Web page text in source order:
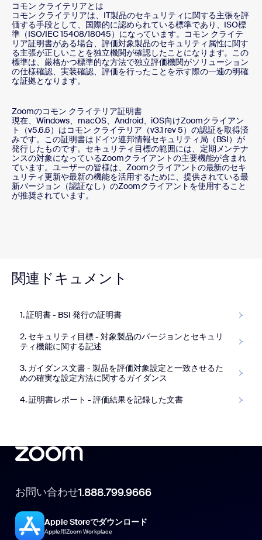
コモン クライテリアとは
コモン クライテリアは、IT製品のセキュリティに関する主張を評
価する手段として、国際的に認められている標準であり、ISO標
準（ISO/IEC 15408/18045）になっています。コモン クライテ
リア証明書がある場合、評価対象製品のセキュリティ属性に関す
る主張が正しいことを独立機関が確認したことになります。この
標準は、厳格かつ標準的な方法で独立評価機関がソリューション
の仕様確認、実装確認、評価を行ったことを示す際の一連の明確
な証拠となります。
Zoomのコモン クライテリア証明書
現在、Windows、macOS、Android、iOS向けZoomクライアン
ト（v5.6.6）はコモン クライテリア（v3.1 rev 5）の認証を取得済
みです。この証明書はドイツ連邦情報セキュリティ局（BSI）が
発行したものです。セキュリティ目標の範囲には、定期メンテナ
ンスの対象になっているZoomクライアントの主要機能が含まれ
ています。ユーザーの皆様は、Zoomクライアントの最新のセキ
ュリティ更新や最新の機能を活用するために、提供されている最
新バージョン（認証なし）のZoomクライアントを使用すること
が推奨されています。
関連ドキュメント
1. 証明書 - BSI 発行の証明書
2. セキュリティ目標 - 対象製品のバージョンとセキュリ
ティ機能に関する記述
3. ガイダンス文書 - 製品を評価対象設定と一致させるた
めの確実な設定方法に関するガイダンス
4. 証明書レポート - 評価結果を記録した文書
お問い合わせ1.888.799.9666
Apple Storeでダウンロード
Apple用Zoom Workplace